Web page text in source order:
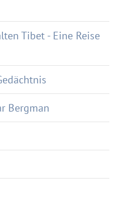
Tibet - Eine Reise
Bergman